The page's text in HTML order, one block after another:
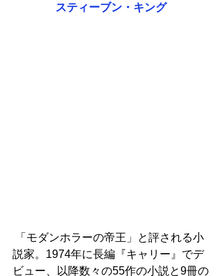
スティーブン・キング
説家。1974年に長編『キャリー』でデ
ビュー、以降数々の55作の小説と9冊の